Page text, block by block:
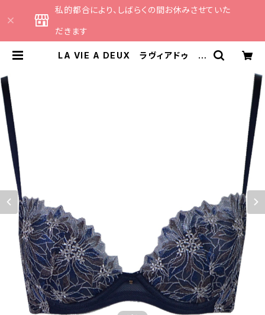
私的都合により、しばらくの間お休みさせていた
だきます
LA VIE A DEUX ラヴィアドゥ 切